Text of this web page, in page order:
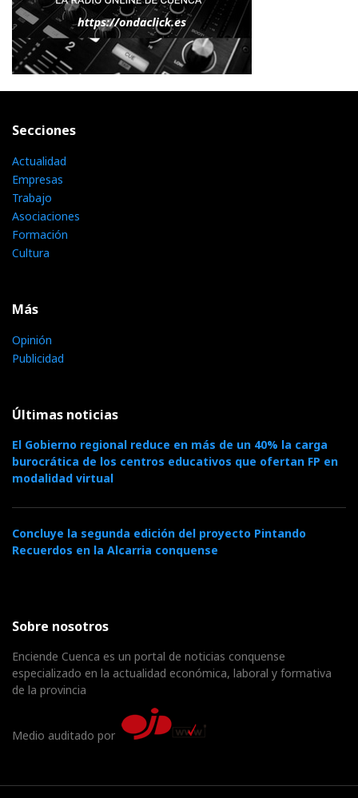
Secciones
Actualidad
Empresas
Trabajo
Asociaciones
Formación
Cultura
Más
Opinión
Publicidad
Últimas noticias
El Gobierno regional reduce en más de un 40% la carga
burocrática de los centros educativos que ofertan FP en
modalidad virtual
Concluye la segunda edición del proyecto Pintando
Recuerdos en la Alcarria conquense
Sobre nosotros
Enciende Cuenca es un portal de noticias conquense
especializado en la actualidad económica, laboral y formativa
de la provincia
Medio auditado por